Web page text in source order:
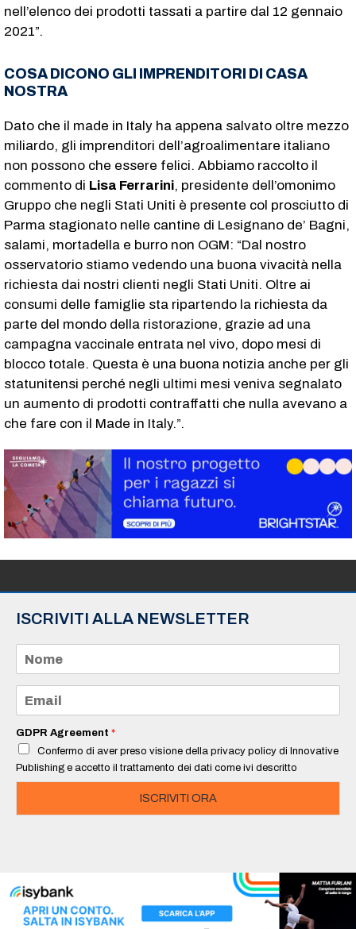
nell’elenco dei prodotti tassati a partire dal 12 gennaio
2021”.
COSA DICONO GLI IMPRENDITORI DI CASA
NOSTRA
Dato che il made in Italy ha appena salvato oltre mezzo
miliardo, gli imprenditori dell’agroalimentare italiano
non possono che essere felici. Abbiamo raccolto il
commento di Lisa Ferrarini, presidente dell’omonimo
Gruppo che negli Stati Uniti è presente col prosciutto di
Parma stagionato nelle cantine di Lesignano de’ Bagni,
salami, mortadella e burro non OGM: “Dal nostro
osservatorio stiamo vedendo una buona vivacità nella
richiesta dai nostri clienti negli Stati Uniti. Oltre ai
consumi delle famiglie sta ripartendo la richiesta da
parte del mondo della ristorazione, grazie ad una
campagna vaccinale entrata nel vivo, dopo mesi di
blocco totale. Questa è una buona notizia anche per gli
statunitensi perché negli ultimi mesi veniva segnalato
un aumento di prodotti contraffatti che nulla avevano a
che fare con il Made in Italy.”.
ISCRIVITI ALLA NEWSLETTER
m
e
a
i
*
GDPR Agreement *
Confermo di aver preso visione della privacy policy di Innovative
Publishing e accetto il trattamento dei dati come ivi descritto
ISCRIVITI ORA